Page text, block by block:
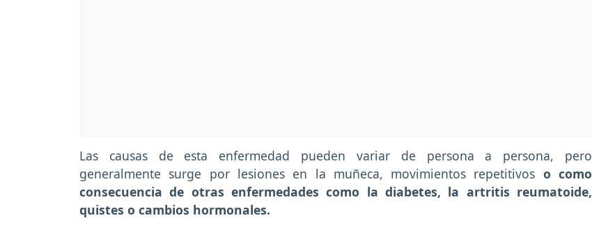
Las causas de esta enfermedad pueden variar de persona a persona, pero
generalmente surge por lesiones en la muñeca, movimientos repetitivos o como
consecuencia de otras enfermedades como la diabetes, la artritis reumatoide,
quistes o cambios hormonales.